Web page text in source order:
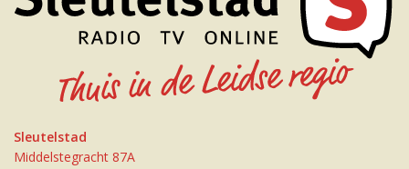
Sleutelstad
Middelstegracht 87A